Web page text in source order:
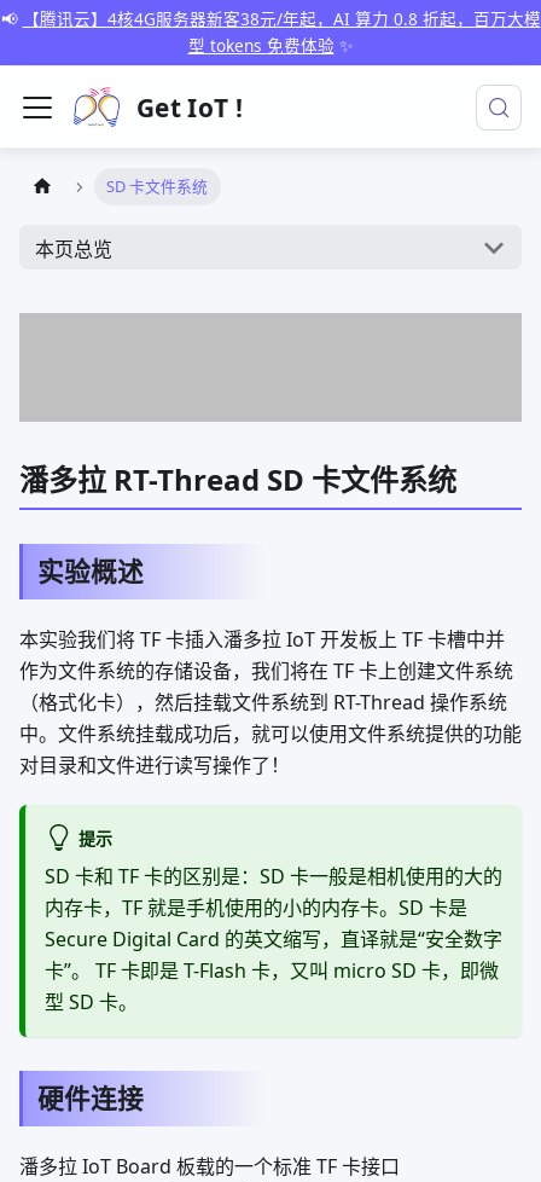
📢
【腾讯云】4核4G服务器新客38元/年起，AI 算力 0.8 折起，百万大模
型 tokens 免费体验 ✨
Get IoT !
SD 卡文件系统
本页总览
潘多拉 RT-Thread SD 卡文件系统
实验概述
本实验我们将 TF 卡插入潘多拉 IoT 开发板上 TF 卡槽中并
作为文件系统的存储设备，我们将在 TF 卡上创建文件系统
（格式化卡），然后挂载文件系统到 RT-Thread 操作系统
中。文件系统挂载成功后，就可以使用文件系统提供的功能
对目录和文件进行读写操作了！
提示
SD 卡和 TF 卡的区别是：SD 卡一般是相机使用的大的
内存卡，TF 就是手机使用的小的内存卡。SD 卡是
Secure Digital Card 的英文缩写，直译就是“安全数字
卡”。 TF 卡即是 T-Flash 卡，又叫 micro SD 卡，即微
型 SD 卡。
硬件连接
潘多拉 IoT Board 板载的一个标准 TF 卡接口